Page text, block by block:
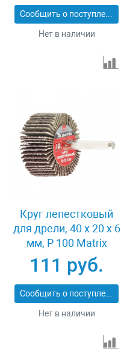
Сообщить о поступлении
Нет в наличии
Круг лепестковый
для дрели, 40 х 20 х 6
мм, P 100 Matrix
74168
111 руб.
Сообщить о поступлении
Нет в наличии